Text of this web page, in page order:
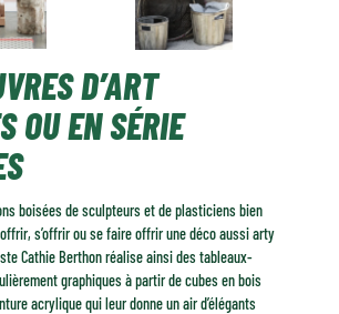
D’ART
OU EN SÉRIE
boisées de sculpteurs et de plasticiens bien
s’offrir ou se faire offrir une déco aussi arty
Cathie Berthon réalise ainsi des tableaux-
graphiques à partir de cubes en bois
acrylique qui leur donne un air d’élégants